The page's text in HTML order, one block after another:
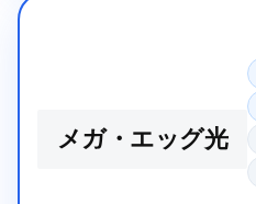
メガ・エッグ光